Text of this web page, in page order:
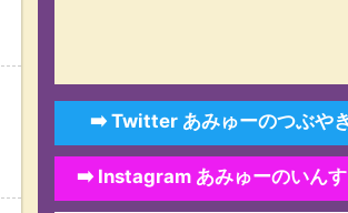
➡️ Twitter あみゅーのつぶやき
➡️ Instagram あみゅーのいん